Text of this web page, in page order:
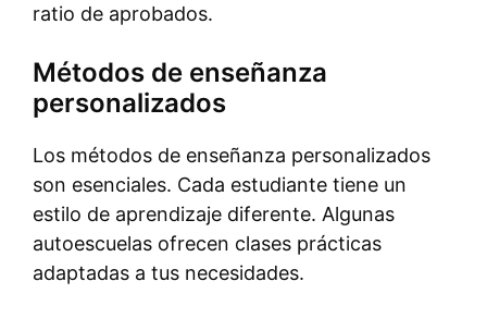
ratio de aprobados.
Métodos de enseñanza
personalizados
Los métodos de enseñanza personalizados
son esenciales. Cada estudiante tiene un
estilo de aprendizaje diferente. Algunas
autoescuelas ofrecen clases prácticas
adaptadas a tus necesidades.